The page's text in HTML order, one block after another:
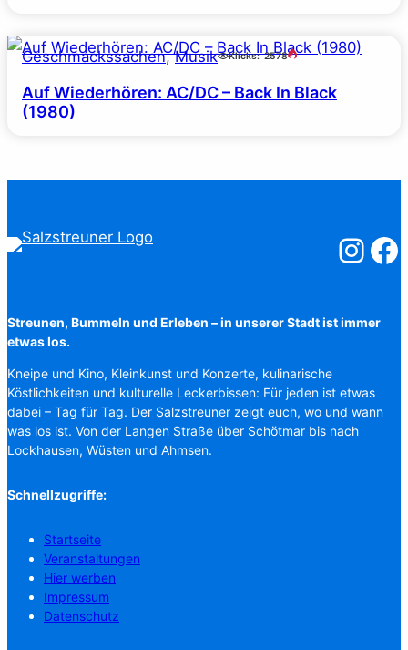
Geschmackssachen, Musik Klicks: 2578
Auf Wiederhören: AC/DC – Back In Black
(1980)
Streunen, Bummeln und Erleben – in unserer Stadt ist immer
etwas los.
Kneipe und Kino, Kleinkunst und Konzerte, kulinarische
Köstlichkeiten und kulturelle Leckerbissen: Für jeden ist etwas
dabei – Tag für Tag. Der Salzstreuner zeigt euch, wo und wann
was los ist. Von der Langen Straße über Schötmar bis nach
Lockhausen, Wüsten und Ahmsen.
Schnellzugriffe:
Startseite
Veranstaltungen
Hier werben
Impressum
Datenschutz